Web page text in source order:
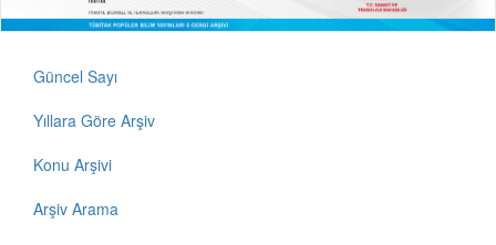
Güncel Sayı
Yıllara Göre Arşiv
Konu Arşivi
Arşiv Arama